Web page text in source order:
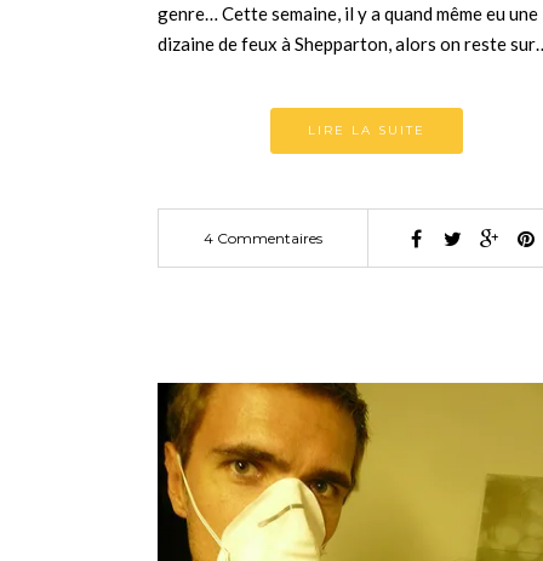
genre… Cette semaine, il y a quand même eu une
dizaine de feux à Shepparton, alors on reste
LIRE LA SUITE
4 Commentaires